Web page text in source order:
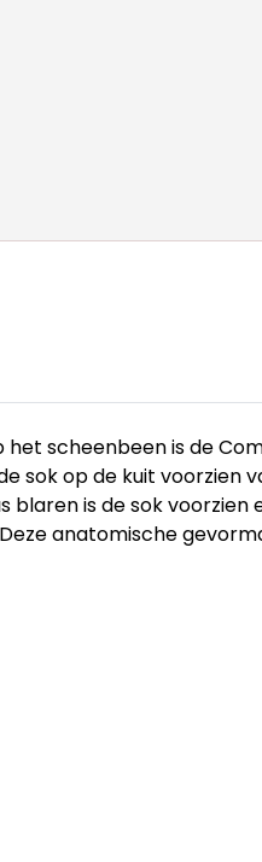
scheenbeen is de
sok op de kuit voorzien
blaren is de sok
anatomische